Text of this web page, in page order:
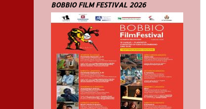
BOBBIO FILM FESTIVAL 2026